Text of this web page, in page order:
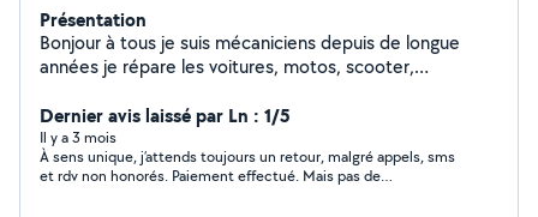
Présentation
Bonjour à tous je suis mécaniciens depuis de longue
années je répare les voitures, motos, scooter,
Dernier avis laissé par Ln : 1/5
Il y a 3 mois
À sens unique, j’attends toujours un retour, malgré appels, sms
et rdv non honorés. Paiement effectué. Mais pas de